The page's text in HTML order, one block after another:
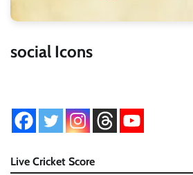
social Icons
Live Cricket Score